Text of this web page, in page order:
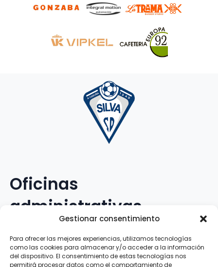
Gestionar consentimiento
Para ofrecer las mejores experiencias, utilizamos tecnologías
como las cookies para almacenar y/o acceder a la información
del dispositivo. El consentimiento de estas tecnologías nos
permitirá procesar datos como el comportamiento de
Oficinas
administrativas
Avenida Galileo Galilei, 12
15.008 · A Coruña · España